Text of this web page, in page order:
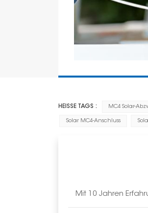
HEISSE TAGS : MC4 Solar-
Solar MC4-Anschluss
Mit 10 Jahren